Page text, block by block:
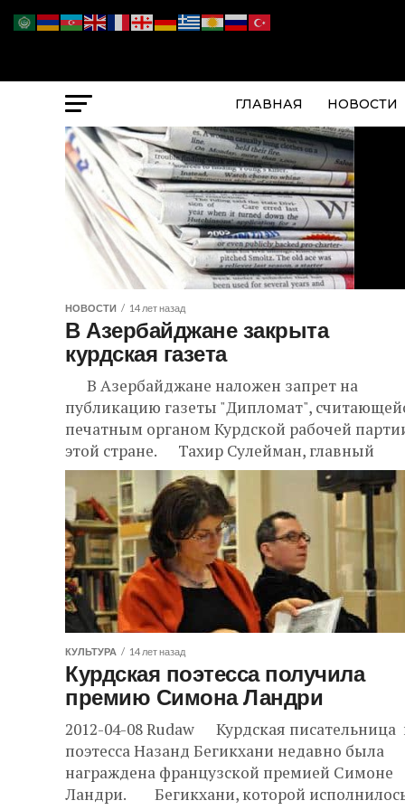
ГЛАВНАЯ НОВОСТИ
НОВОСТИ 14 лет назад
В Азербайджане закрыта
курдская газета
В Азербайджане наложен запрет на
публикацию газеты "Дипломат",
печатным органом Курдской рабочей
этой стране. Тахир Сулейман, главный
редактор газеты, курд по...
КУЛЬТУРА 14 лет назад
Курдская поэтесса получила
премию Симона Ландри
2012-04-08 Rudaw Курдская писательница
поэтесса Назанд Бегикхани недавно была
награждена французской премией Симоне
Ландри. Бегикхани, которой